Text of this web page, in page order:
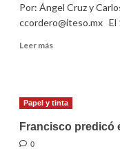
Por: Ángel Cruz y
ccordero@iteso.mx El
Leer másLeer
encuentro
que
esperó
Papel y tinta
Francisco predicó
0